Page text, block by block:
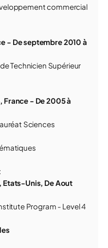
commercial
- De septembre 2010 à
Technicien Supérieur
France - De 2005 à
Sciences
Unis, De Aout
Program - Level 4